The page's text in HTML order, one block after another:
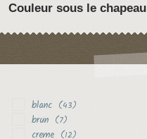
Couleur sous le chapeau
blanc (43)
brun (7)
creme (12)